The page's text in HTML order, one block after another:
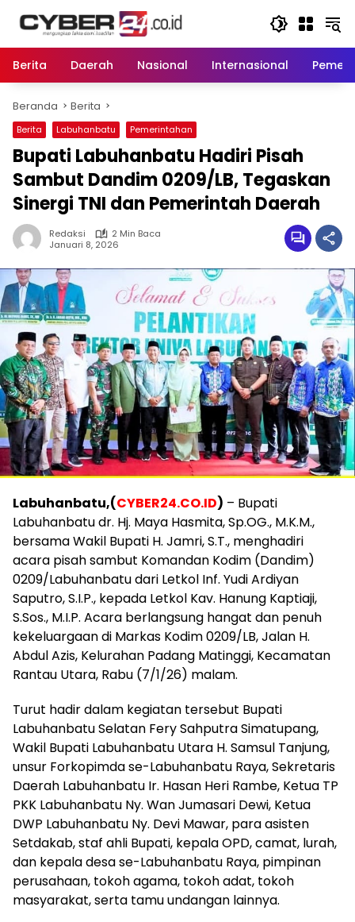
Berita
Daerah Nasional Internasional
Beranda Berita
Berita Labuhanbatu Pemerintahan
Bupati Labuhanbatu Hadiri Pisah
Sambut Dandim 0209/LB, Tegaskan
Sinergi TNI dan Pemerintah Daerah
Redaksi
2 Min Baca
Januari 8, 2026
Labuhanbatu,(CYBER24.CO.ID) – Bupati
Labuhanbatu dr. Hj. Maya Hasmita, Sp.OG., M.K.M.,
bersama Wakil Bupati H. Jamri, S.T., menghadiri
acara pisah sambut Komandan Kodim (Dandim)
0209/Labuhanbatu dari Letkol Inf. Yudi Ardiyan
Saputro, S.I.P., kepada Letkol Kav. Hanung Kaptiaji,
S.Sos., M.I.P. Acara berlangsung hangat dan penuh
kekeluargaan di Markas Kodim 0209/LB, Jalan H.
Abdul Azis, Kelurahan Padang Matinggi, Kecamatan
Rantau Utara, Rabu (7/1/26) malam.
Turut hadir dalam kegiatan tersebut Bupati
Labuhanbatu Selatan Fery Sahputra Simatupang,
Wakil Bupati Labuhanbatu Utara H. Samsul Tanjung,
unsur Forkopimda se-Labuhanbatu Raya, Sekretaris
Daerah Labuhanbatu Ir. Hasan Heri Rambe, Ketua TP
PKK Labuhanbatu Ny. Wan Jumasari Dewi, Ketua
DWP Labuhanbatu Ny. Devi Mawar, para asisten
Setdakab, staf ahli Bupati, kepala OPD, camat, lurah,
dan kepala desa se-Labuhanbatu Raya, pimpinan
perusahaan, tokoh agama, tokoh adat, tokoh
masyarakat, serta tamu undangan lainnya.